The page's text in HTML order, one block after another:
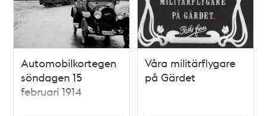
Automobilkortegen
söndagen 15
februari 1914
Våra militärflygare
på Gärdet